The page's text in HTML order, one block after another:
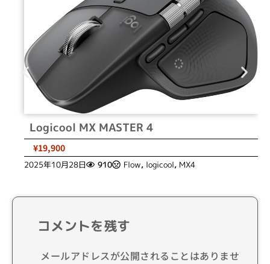
Logicool MX MASTER 4
¥19,900
2025年10月28日 910 Flow, logicool, MX4
コメントを残す
メールアドレスが公開されることはありませ